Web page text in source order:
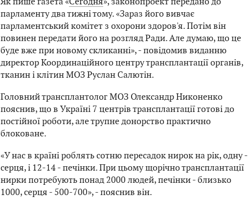
парламенту два тижні тому. «Зараз його вивчає
парламентський комітет з охорони здоров'я. Потім він
повинен передати його на розгляд Ради. Але думаю, що це
буде вже при новому скликанні», - повідомив виданню
директор Координаційного центру трансплантації органів,
тканин і клітин МОЗ Руслан Салютін.
Головний трансплантолог МОЗ Олександр Никоненко
пояснив, що в Україні 7 центрів трансплантації готові до
постійної роботи, але трупне донорство практично
блоковане.
«У нас в країні роблять сотню пересадок нирок на рік, одну -
серця, і 12-14 - печінки. При цьому щорічно трансплантації
нирки потребують понад 2000 людей, печінки - близько
1000, серця - 500-700», - пояснив він.